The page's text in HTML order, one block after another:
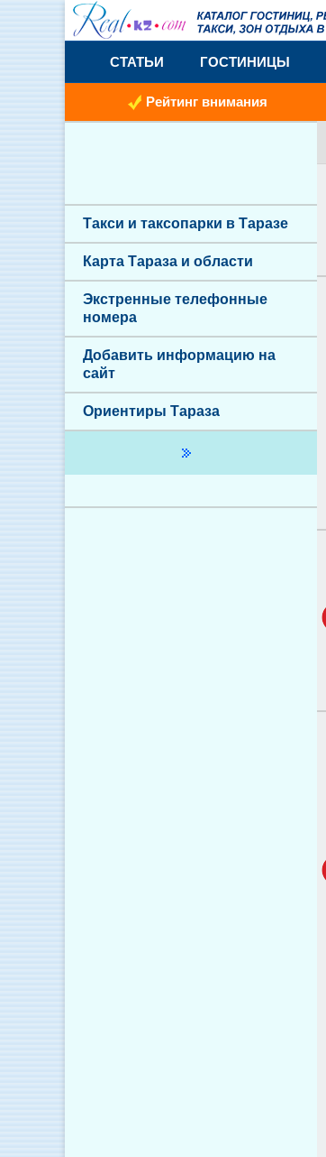
СТАТЬИ ГОСТИНИЦЫ
Рейтинг внимания
Такси и таксопарки в Таразе
Карта Тараза и области
Экстренные телефонные
номера
Добавить информацию на
сайт
Ориентиры Тараза